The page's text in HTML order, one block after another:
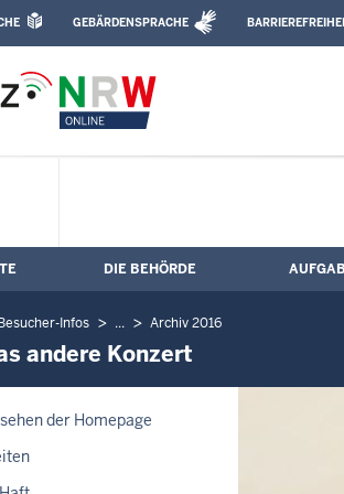
Siegburg: Das
Gebärdensprachenvideo
GEBÄRDENSPRACHE
mit Volltext-Suche
Hauptnavigation
DIE BEHÖRDE
Infos ... Archiv 2016
andere Konzert
der Homepage